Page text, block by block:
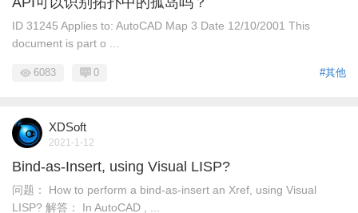
ID 31245 Applies to: AutoCAD Map 3 Date 12/10/2001 This
document is part o ...
#其他
6083 0
XDSoft
2021-1-12
Bind-as-Insert, using Visual LISP?
问题： How to perform a bind-as-insert an Xref, using Visual
LISP? 解答： In AutoCAD , ...